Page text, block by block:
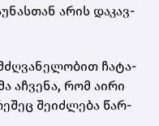
არის და­კავ­
ჩა­ტა­
აჩ­ვე­ნა, რომ აირი
შე­იძ­ლე­ბა წარ­